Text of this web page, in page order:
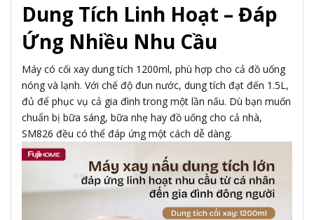
Dung Tích Linh Hoạt – Đáp
Ứng Nhiều Nhu Cầu
Máy có cối xay dung tích 1200ml, phù hợp cho cả đồ uống
nóng và lạnh. Với chế độ đun nước, dung tích đạt đến 1.5L,
đủ để phục vụ cả gia đình trong một lần nấu. Dù bạn muốn
chuẩn bị bữa sáng, bữa nhẹ hay đồ uống cho cả nhà,
SM826 đều có thể đáp ứng một cách dễ dàng.